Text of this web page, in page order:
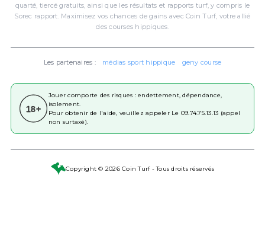
quarté, tiercé gratuits, ainsi que les résultats et rapports turf, y compris le
Sorec rapport. Maximisez vos chances de gains avec Coin Turf, votre allié
des courses hippiques.
Les partenaires : médias sport hippique geny course
18+
Jouer comporte des risques : endettement, dépendance,
isolement.
Pour obtenir de l'aide, veuillez appeler Le 09.74.75.13.13 (appel
non surtaxé).
Copyright © 2026 Coin Turf - Tous droits réservés